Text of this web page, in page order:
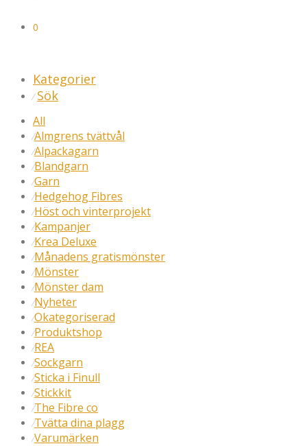
0
Kategorier
⁄ Sök
All
⁄Almgrens tvättvål
⁄Alpackagarn
⁄Blandgarn
⁄Garn
⁄Hedgehog Fibres
⁄Höst och vinterprojekt
⁄Kampanjer
⁄Krea Deluxe
⁄Månadens gratismönster
⁄Mönster
⁄Mönster dam
⁄Nyheter
⁄Okategoriserad
⁄Produktshop
⁄REA
⁄Sockgarn
⁄Sticka i Finull
⁄Stickkit
⁄The Fibre co
⁄Tvätta dina plagg
⁄Varumärken